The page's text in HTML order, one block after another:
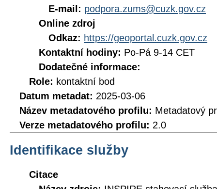
E-mail: podpora.zums@cuzk.gov.cz
Online zdroj
Odkaz: https://geoportal.cuzk.gov.cz
Kontaktní hodiny: Po-Pá 9-14 CET
Dodatečné informace:
Role: kontaktní bod
Datum metadat: 2025-03-06
Název metadatového profilu: Metadatový
Verze metadatového profilu: 2.0
Identifikace služby
Citace